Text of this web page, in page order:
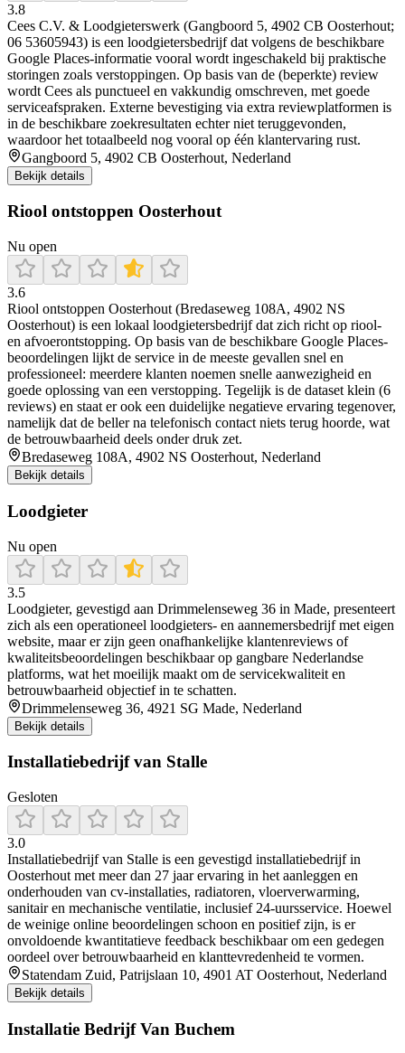
3.8
Cees C.V. & Loodgieterswerk (Gangboord 5, 4902 CB Oosterhout;
06 53605943) is een loodgietersbedrijf dat volgens de beschikbare
Google Places-informatie vooral wordt ingeschakeld bij praktische
storingen zoals verstoppingen. Op basis van de (beperkte) review
wordt Cees als punctueel en vakkundig omschreven, met goede
serviceafspraken. Externe bevestiging via extra reviewplatformen is
in de beschikbare zoekresultaten echter niet teruggevonden,
waardoor het totaalbeeld nog vooral op één klantervaring rust.
Gangboord 5, 4902 CB Oosterhout, Nederland
Bekijk details
Riool ontstoppen Oosterhout
Nu open
3.6
Riool ontstoppen Oosterhout (Bredaseweg 108A, 4902 NS
Oosterhout) is een lokaal loodgietersbedrijf dat zich richt op riool-
en afvoerontstopping. Op basis van de beschikbare Google Places-
beoordelingen lijkt de service in de meeste gevallen snel en
professioneel: meerdere klanten noemen snelle aanwezigheid en
goede oplossing van een verstopping. Tegelijk is de dataset klein (6
reviews) en staat er ook een duidelijke negatieve ervaring tegenover,
namelijk dat de beller na telefonisch contact niets terug hoorde, wat
de betrouwbaarheid deels onder druk zet.
Bredaseweg 108A, 4902 NS Oosterhout, Nederland
Bekijk details
Loodgieter
Nu open
3.5
Loodgieter, gevestigd aan Drimmelenseweg 36 in Made, presenteert
zich als een operationeel loodgieters- en aannemersbedrijf met eigen
website, maar er zijn geen onafhankelijke klantenreviews of
kwaliteitsbeoordelingen beschikbaar op gangbare Nederlandse
platforms, wat het moeilijk maakt om de servicekwaliteit en
betrouwbaarheid objectief in te schatten.
Drimmelenseweg 36, 4921 SG Made, Nederland
Bekijk details
Installatiebedrijf van Stalle
Gesloten
3.0
Installatiebedrijf van Stalle is een gevestigd installatiebedrijf in
Oosterhout met meer dan 27 jaar ervaring in het aanleggen en
onderhouden van cv-installaties, radiatoren, vloerverwarming,
sanitair en mechanische ventilatie, inclusief 24-uursservice. Hoewel
de weinige online beoordelingen schoon en positief zijn, is er
onvoldoende kwantitatieve feedback beschikbaar om een gedegen
oordeel over betrouwbaarheid en klanttevredenheid te vormen.
Statendam Zuid, Patrijslaan 10, 4901 AT Oosterhout, Nederland
Bekijk details
Installatie Bedrijf Van Buchem